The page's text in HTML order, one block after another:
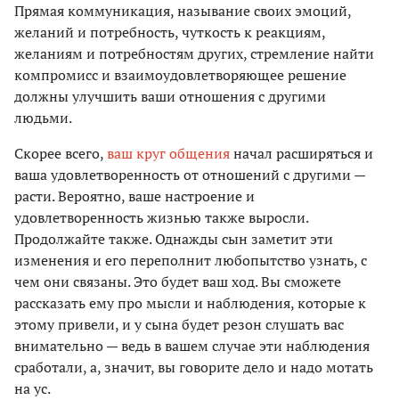
Прямая коммуникация, называние своих эмоций,
желаний и потребность, чуткость к реакциям,
желаниям и потребностям других, стремление найти
компромисс и взаимоудовлетворяющее решение
должны улучшить ваши отношения с другими
людьми.
Скорее всего,ваш круг общенияначал расширяться и
ваша удовлетворенность от отношений с другими —
расти. Вероятно, ваше настроение и
удовлетворенность жизнью также выросли.
Продолжайте также. Однажды сын заметит эти
изменения и его переполнит любопытство узнать, с
чем они связаны. Это будет ваш ход. Вы сможете
рассказать ему про мысли и наблюдения, которые к
этому привели, и у сына будет резон слушать вас
внимательно — ведь в вашем случае эти наблюдения
сработали, а, значит, вы говорите дело и надо мотать
на ус.